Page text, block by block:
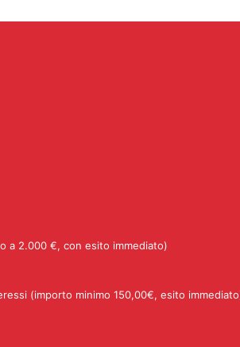
a 2.000 €, con esito immediato)
(importo minimo 150,00€, esito